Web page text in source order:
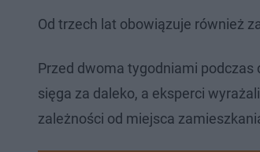
Od trzech lat obowiązuje również
Przed dwoma tygodniami
sięga za daleko, a eksperci
zależności od miejsca